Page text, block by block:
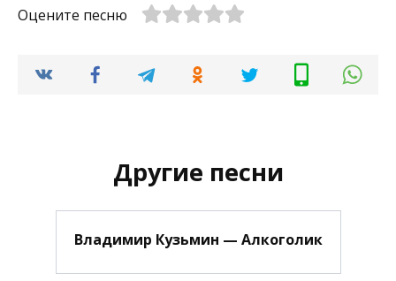
Оцените песню
Другие песни
Владимир Кузьмин — Алкоголик